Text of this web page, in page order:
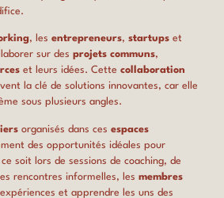
, les entrepreneurs, startups et
sur des projets communs,
et leurs idées. Cette collaboration
la clé de solutions innovantes, car elle
sous plusieurs angles.
organisés dans ces espaces
des opportunités idéales pour
soit lors de sessions de coaching, de
rencontres informelles, les membres
et apprendre les uns des